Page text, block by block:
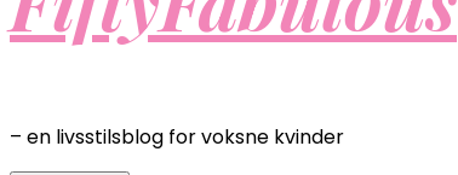
– en livsstilsblog for voksne kvinder